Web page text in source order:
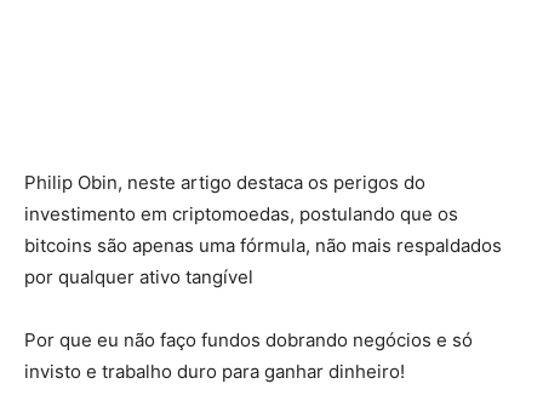
Philip Obin, neste artigo destaca os perigos do
investimento em criptomoedas, postulando que os
bitcoins são apenas uma fórmula, não mais respaldados
por qualquer ativo tangível
Por que eu não faço fundos dobrando negócios e só
invisto e trabalho duro para ganhar dinheiro!